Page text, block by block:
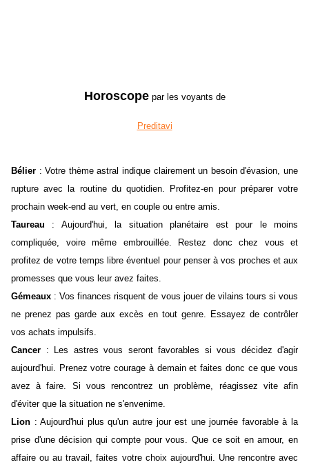
Horoscopepar les voyants de
Preditavi
Bélier : Votre thème astral indique clairement un besoin d'évasion, une
rupture avec la routine du quotidien. Profitez-en pour préparer votre
prochain week-end au vert, en couple ou entre amis.
Taureau : Aujourd'hui, la situation planétaire est pour le moins
compliquée, voire même embrouillée. Restez donc chez vous et
profitez de votre temps libre éventuel pour penser à vos proches et aux
promesses que vous leur avez faites.
Gémeaux : Vos finances risquent de vous jouer de vilains tours si vous
ne prenez pas garde aux excès en tout genre. Essayez de contrôler
vos achats impulsifs.
Cancer : Les astres vous seront favorables si vous décidez d'agir
aujourd'hui. Prenez votre courage à demain et faites donc ce que vous
avez à faire. Si vous rencontrez un problème, réagissez vite afin
d'éviter que la situation ne s'envenime.
Lion : Aujourd'hui plus qu'un autre jour est une journée favorable à la
prise d'une décision qui compte pour vous. Que ce soit en amour, en
affaire ou au travail, faites votre choix aujourd'hui. Une rencontre avec